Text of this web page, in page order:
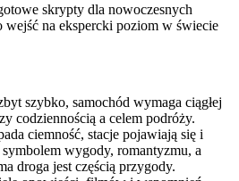
skrypty dla nowoczesnych
na ekspercki poziom w świecie
szybko, samochód wymaga ciągłej
codziennością a celem podróży.
ciemność, stacje pojawiają się i
wygody, romantyzmu, a
droga jest częścią przygody.